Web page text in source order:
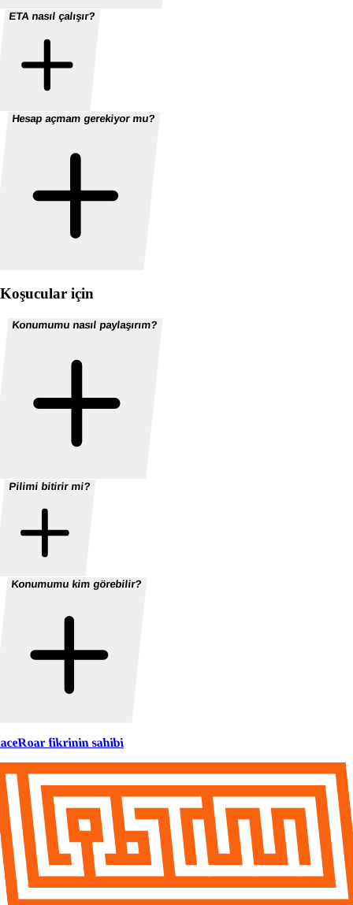
ETA nasıl çalışır?
Hesap açmam gerekiyor mu?
Koşucular için
Konumumu nasıl paylaşırım?
Pilimi bitirir mi?
Konumumu kim görebilir?
fikrinin sahibi